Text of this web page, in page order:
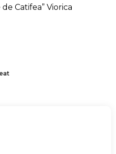
Catifea” Viorica